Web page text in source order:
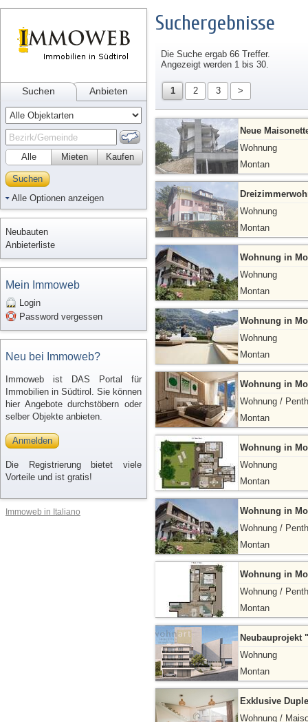
Suchen Anbieten
Alle Kaufen
Mieten
Suchen
Alle Optionen anzeigen
Neubauten
Anbieterliste
Mein Immoweb
Login
Password vergessen
Neu bei Immoweb?
Immoweb ist DAS Portal für
Immobilien in Südtirol. Sie können
hier Angebote durchstöbern oder
selber Objekte anbieten.
Anmelden
Die Registrierung bietet viele
Vorteile und ist gratis!
Immoweb in Italiano
Suchergebnisse
Die Suche ergab 66 Treffer.
Angezeigt werden 1 bis 30.
1 2 3 >
Neue
Wohnung
Montan
Wohnung
Montan
Wohnung in
Wohnung
Montan
Wohnung in
Wohnung
Montan
Wohnung in
Wohnung /
Montan
Wohnung in
Wohnung
Montan
Wohnung in
Wohnung /
Montan
Wohnung in
Wohnung /
Montan
Neubauprojekt
Wohnung
Montan
Exklusive
Wohnung /